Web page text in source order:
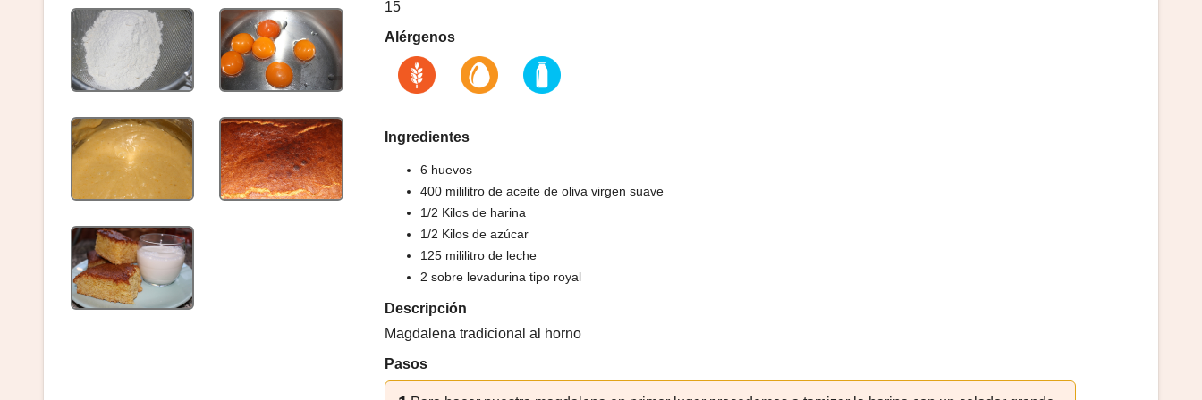
15
Alérgenos
Ingredientes
6 huevos
400 mililitro de aceite de oliva virgen suave
1/2 Kilos de harina
1/2 Kilos de azúcar
125 mililitro de leche
2 sobre levadurina tipo royal
Descripción
Magdalena tradicional al horno
Pasos